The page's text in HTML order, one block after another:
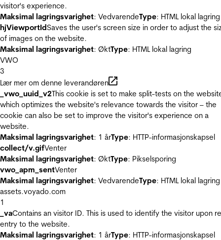
visitor's experience.
Maksimal lagringsvarighet: VedvarendeType: HTML lokal lagring
hjViewportIdSaves the user's screen size in order to adjust the
of images on the website.
Maksimal lagringsvarighet: ØktType: HTML lokal lagring
VWO
3
Lær mer om denne leverandøren
_vwo_uuid_v2This cookie is set to make split-tests on the
which optimizes the website's relevance towards the visitor – the
cookie can also be set to improve the visitor's experience on a
website.
Maksimal lagringsvarighet: 1 årType: HTTP-informasjonskapsel
collect/v.gifVenter
Maksimal lagringsvarighet: ØktType: Pikselsporing
vwo_apm_sentVenter
Maksimal lagringsvarighet: VedvarendeType: HTML lokal lagring
assets.voyado.com
1
_vaContains an visitor ID. This is used to identify the visitor upon
entry to the website.
Maksimal lagringsvarighet: 1 årType: HTTP-informasjonskapsel